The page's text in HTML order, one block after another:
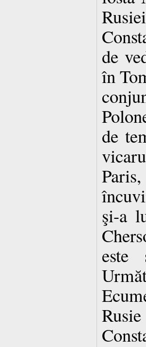
de
în
de
şi-a
este